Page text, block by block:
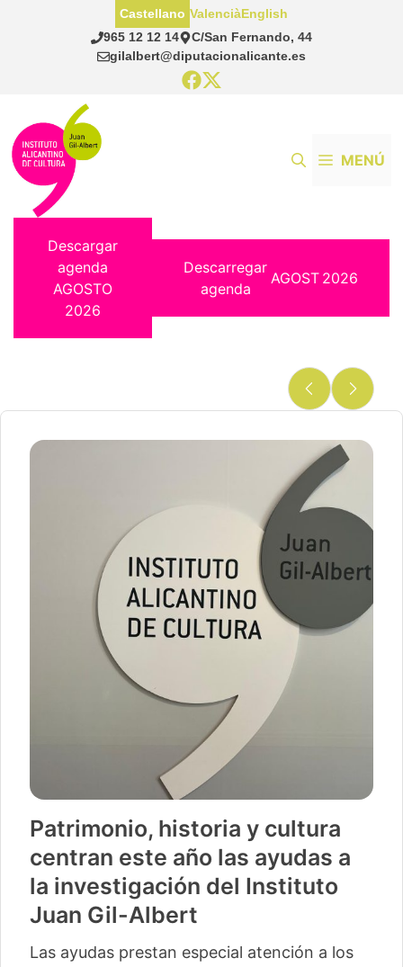
965 12 12 14
C/San Fernando, 44
gilalbert@diputacionalicante.es
Castellano ValenciàEnglish
MENÚ
Descargar
agenda
AGOSTO
2026
Descarregar
agenda
AGOST 2026
Patrimonio, historia y cultura
centran este año las ayudas a
la investigación del Instituto
Juan Gil-Albert
Las ayudas prestan especial atención a los